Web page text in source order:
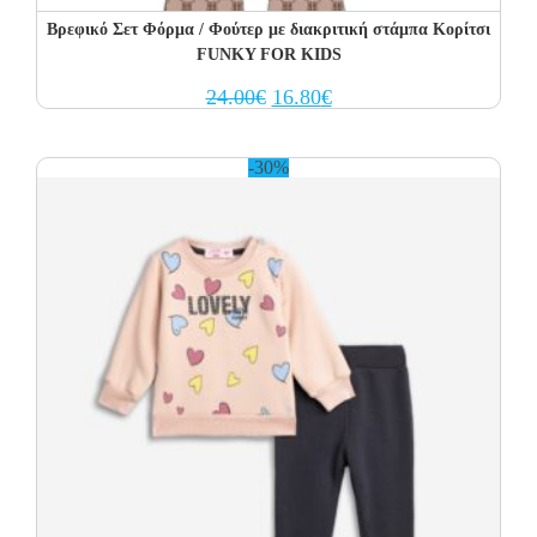
Βρεφικό Σετ Φόρμα / Φούτερ με διακριτική στάμπα Κορίτσι
FUNKY FOR KIDS
24.00€ Original
price
16.80€Current
price
-30%